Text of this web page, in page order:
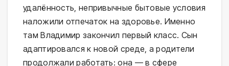
удалённость, непривычные бытовые условия
наложили отпечаток на здоровье. Именно
там Владимир закончил первый класс. Сын
адаптировался к новой среде, а родители
продолжали работать: она — в сфере